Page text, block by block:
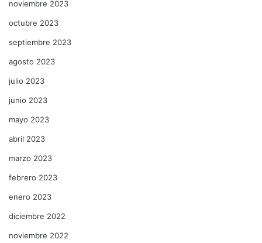
noviembre 2023
octubre 2023
septiembre 2023
agosto 2023
julio 2023
junio 2023
mayo 2023
abril 2023
marzo 2023
febrero 2023
enero 2023
diciembre 2022
noviembre 2022